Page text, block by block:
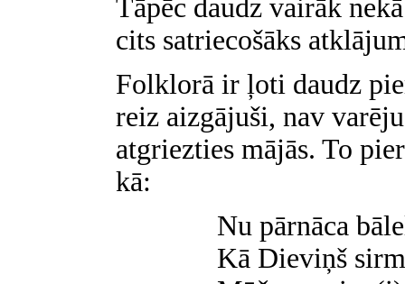
Tāpēc daudz vairāk
cits satriecošāks
Folklorā ir ļoti daudz
reiz aizgājuši, nav
atgriezties mājās. To
kā:
Nu pārnāca
Kā Dieviņš